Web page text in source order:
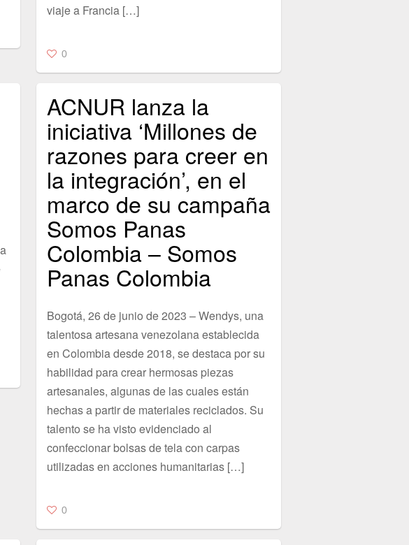
viaje a Francia […]
0
ACNUR lanza la
iniciativa ‘Millones de
razones para creer en
la integración’, en el
marco de su campaña
Somos Panas
Colombia – Somos
Panas Colombia
Bogotá, 26 de junio de 2023 – Wendys, una
talentosa artesana venezolana establecida
en Colombia desde 2018, se destaca por su
habilidad para crear hermosas piezas
artesanales, algunas de las cuales están
hechas a partir de materiales reciclados. Su
talento se ha visto evidenciado al
confeccionar bolsas de tela con carpas
utilizadas en acciones humanitarias […]
0